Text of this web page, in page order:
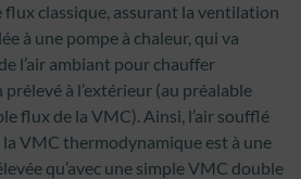
flux classique, assurant la ventilation
à une pompe à chaleur, qui va
l’air ambiant pour chauffer
prélevé à l’extérieur (au préalable
flux de la VMC). Ainsi, l’air soufflé
la VMC thermodynamique est à une
qu’avec une simple VMC double